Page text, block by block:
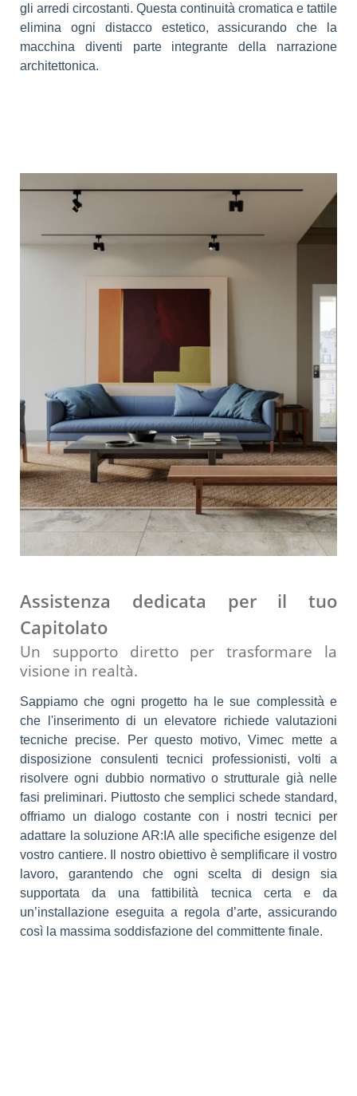
gli arredi circostanti. Questa continuità cromatica e tattile
elimina ogni distacco estetico, assicurando che la
macchina diventi parte integrante della narrazione
architettonica.
Assistenza dedicata per il tuo
Capitolato
Un supporto diretto per trasformare la
visione in realtà.
Sappiamo che ogni progetto ha le sue complessità e
che l'inserimento di un elevatore richiede valutazioni
tecniche precise. Per questo motivo, Vimec mette a
disposizione consulenti tecnici professionisti, volti a
risolvere ogni dubbio normativo o strutturale già nelle
fasi preliminari. Piuttosto che semplici schede standard,
offriamo un dialogo costante con i nostri tecnici per
adattare la soluzione AR:IA alle specifiche esigenze del
vostro cantiere. Il nostro obiettivo è semplificare il vostro
lavoro, garantendo che ogni scelta di design sia
supportata da una fattibilità tecnica certa e da
un’installazione eseguita a regola d’arte, assicurando
così la massima soddisfazione del committente finale.